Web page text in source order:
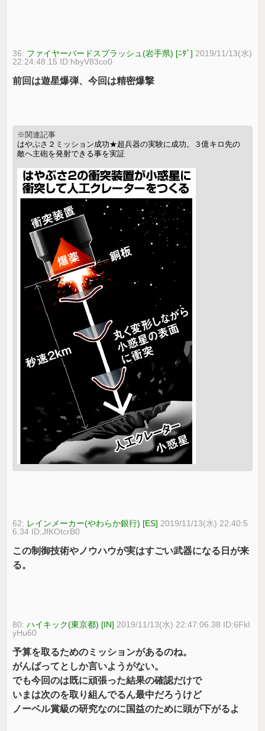
36: ファイヤーバードスプラッシュ(岩手県) [ﾆﾀﾞ] 2019/11/13(水)
22:24:48.15 ID:hbyV83co0
前回は遊星爆弾、今回は精密爆撃
※関連記事
はやぶさ２ミッション成功★超兵器の実験に成功。３億キロ先の
敵へ主砲を発射できる事を実証
62: レインメーカー(やわらか銀行) [ES] 2019/11/13(水) 22:40:5
6.34 ID:JfKOtcrB0
この制御技術やノウハウが実はすごい武器になる日が来
る。
80:ハイキック(東京都) [IN] 2019/11/13(水) 22:47:06.38 ID:6FkI
yHu60
予算を取るためのミッションがあるのね。
がんばってとしか言いようがない。
でも今回のは既に頑張った結果の確認だけで
いまは次のを取り組んでるん最中だろうけど
ノーベル賞級の研究なのに国益のために頭が下がるよ